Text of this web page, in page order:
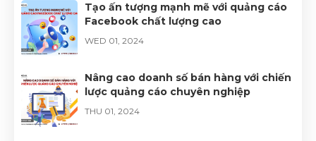
Tạo ấn tượng mạnh mẽ với quảng cáo
Facebook chất lượng cao
WED 01, 2024
Nâng cao doanh số bán hàng với chiến
lược quảng cáo chuyên nghiệp
THU 01, 2024